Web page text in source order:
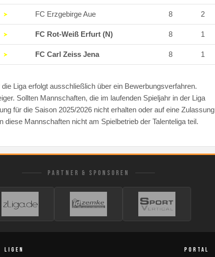
FC Erzgebirge Aue 8 2
FC Rot-Weiß Erfurt (N) 8 1
FC Carl Zeiss Jena 8 1
Liga erfolgt ausschließlich über ein Bewerbungsverfahren.
Sollten Mannschaften, die im laufenden Spieljahr in der Liga
für die Saison 2025/2026 nicht erhalten oder auf eine Zulassung
diese Mannschaften nicht am Spielbetrieb der Talenteliga teil.
PARTNER & SPONSOREN
LIGEN PORTAL